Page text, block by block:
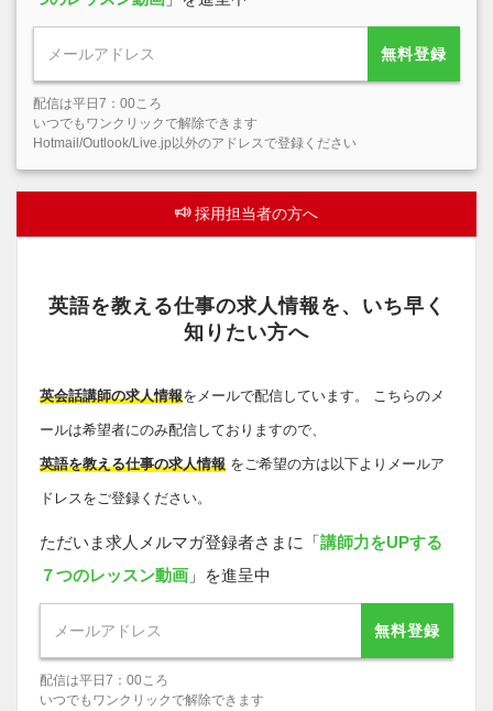
無料登録
配信は平日7：00ころ
いつでもワンクリックで解除できます
Hotmail/Outlook/Live.jp以外のアドレスで登録ください
採用担当者の方へ
英語を教える仕事の求人情報を、いち早く
知りたい方へ
英会話講師の求人情報をメールで配信しています。 こちらのメ
ールは希望者にのみ配信しておりますので、
英語を教える仕事の求人情報 をご希望の方は以下よりメールア
ドレスをご登録ください。
ただいま求人メルマガ登録者さまに「講師力をUPする
７つのレッスン動画 」を進呈中
無料登録
配信は平日7：00ころ
いつでもワンクリックで解除できます